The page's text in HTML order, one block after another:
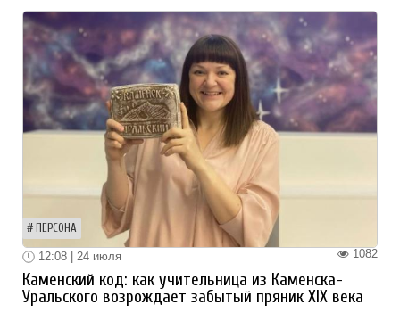
ПЕРСОНА
1082
12:08 | 24 июля
Каменский код: как учительница из Каменска-
Уральского возрождает забытый пряник XIX века